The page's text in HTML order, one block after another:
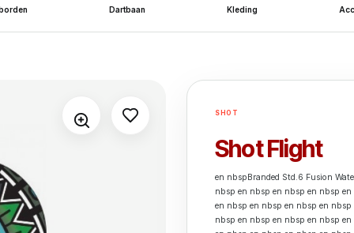
Dartbaan Kleding
SHOT
Shot Flight
en nbspBranded Std.6 Fusion
nbsp en nbsp en nbsp en nbsp
en nbsp en nbsp en nbsp en
nbsp en nbsp en nbsp en nbsp